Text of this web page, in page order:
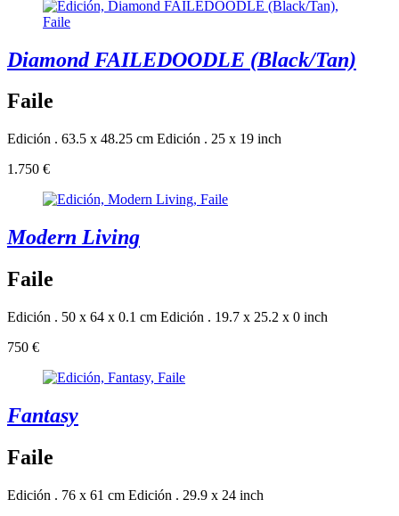
Diamond FAILEDOODLE (Black/Tan)
Faile
Edición . 63.5 x 48.25 cm Edición . 25 x 19 inch
1.750 €
Modern Living
Faile
Edición . 50 x 64 x 0.1 cm Edición . 19.7 x 25.2 x 0 inch
750 €
Fantasy
Faile
Edición . 76 x 61 cm Edición . 29.9 x 24 inch